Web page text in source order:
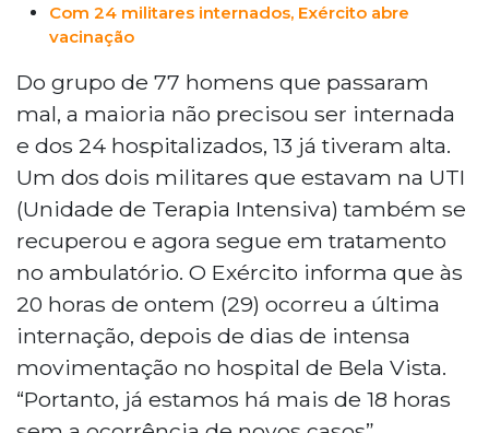
Com 24 militares internados, Exército abre
vacinação
Do grupo de 77 homens que passaram
mal, a maioria não precisou ser internada
e dos 24 hospitalizados, 13 já tiveram alta.
Um dos dois militares que estavam na UTI
(Unidade de Terapia Intensiva) também se
recuperou e agora segue em tratamento
no ambulatório. O Exército informa que às
20 horas de ontem (29) ocorreu a última
internação, depois de dias de intensa
movimentação no hospital de Bela Vista.
“Portanto, já estamos há mais de 18 horas